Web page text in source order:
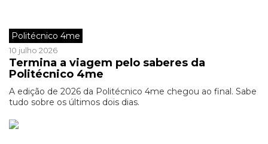
Politécnico 4me
10 julho 2026
Termina a viagem pelo saberes da
Politécnico 4me
A edição de 2026 da Politécnico 4me chegou ao final. Sabe
tudo sobre os últimos dois dias.